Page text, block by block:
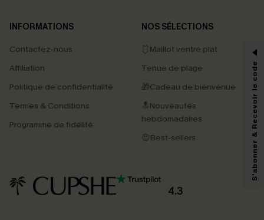
INFORMATIONS
Contactez-nous
Affiliation
Politique de confidentialité
Termes & Conditions
Programme de fidélité
NOS SÉLECTIONS
🩱Maillot ventre plat
Tenue de plage
🎁Cadeau de bienvenue
🔝Nouveautés
hebdomadaires
😍Best-sellers
4.3
PROFITEZ DE -15%
-15% dès 2 Achetés par E-mail
*Un code par commande, valable une seule fois.
En soumettant votre adresse e-mail, vous acceptez de recevoir des e-mails
marketing (y compris du contenu généré par l'IA) de Cupshe et
reconnaissez avoir pris connaissance de nos
pouvons utiliser les données collectées sur notre site ainsi que des
produits susceptibles de vous intéresser, conformément à notre
Politique de
confidentialité
. Vous pouvez vous désabonner à tout moment.
S'abonner & Recevoir le code